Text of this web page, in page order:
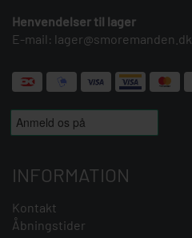
Henvendelser til lager
E-mail: lager@smoremanden.dk
INFORMATION
Kontakt
Åbningstider